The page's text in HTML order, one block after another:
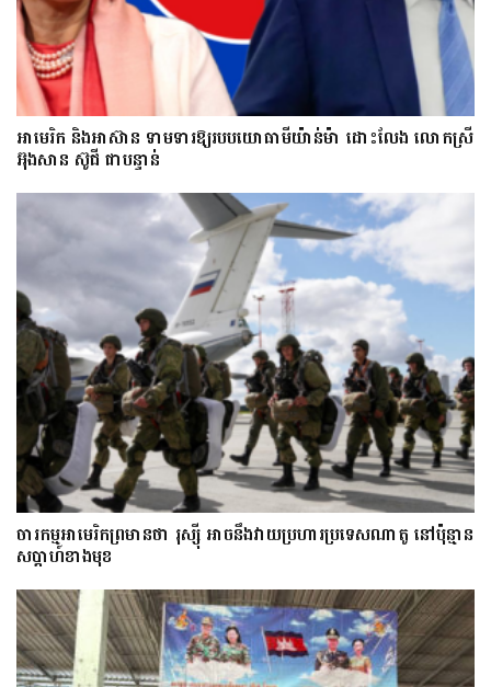
អាមេរិក និងអាស៊ាន ទាមទារឱ្យ​របបយោធាមីយ៉ាន់ម៉ា​ ដោះ​លែង​ លោកស្រី
អ៊ុងសាន ស៊ូជី ជា​បន្ទាន់
ចារកម្ម​អាមេរិក​ព្រមាន​ថា​ រុស្ស៊ី​ អាចនឹងវាយប្រហារប្រទេស​​ណា​តូ ​នៅ​ប៉ុន្មាន​
សប្តាហ៍​​ខាង​មុខ​​